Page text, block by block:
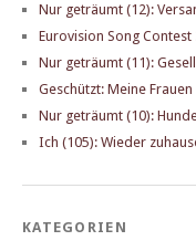
Nur geträumt (12):
Eurovision Song Contest
Nur geträumt (11):
Geschützt: Meine
Nur geträumt (10):
Ich (105): Wieder
KATEGORIEN